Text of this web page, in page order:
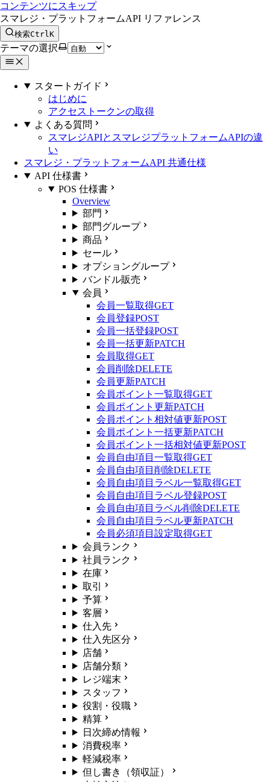
コンテンツにスキップ
スマレジ・プラットフォームAPI リファレンス
検索CtrlK
テーマの選択
スタートガイド
はじめに
アクセストークンの取得
よくある質問
スマレジAPIとスマレジプラットフォームAPIの違
い
スマレジ・プラットフォームAPI 共通仕様
API 仕様書
POS 仕様書
Overview
部門
部門グループ
商品
セール
オプショングループ
バンドル販売
会員
会員一覧取得GET
会員登録POST
会員一括登録POST
会員一括更新PATCH
会員取得GET
会員削除DELETE
会員更新PATCH
会員ポイント一覧取得GET
会員ポイント更新PATCH
会員ポイント相対値更新POST
会員ポイント一括更新PATCH
会員ポイント一括相対値更新POST
会員自由項目一覧取得GET
会員自由項目削除DELETE
会員自由項目ラベル一覧取得GET
会員自由項目ラベル登録POST
会員自由項目ラベル削除DELETE
会員自由項目ラベル更新PATCH
会員必須項目設定取得GET
会員ランク
社員ランク
在庫
取引
予算
客層
仕入先
仕入先区分
店舗
店舗分類
レジ端末
スタッフ
役割・役職
精算
日次締め情報
消費税率
軽減税率
但し書き（領収証）